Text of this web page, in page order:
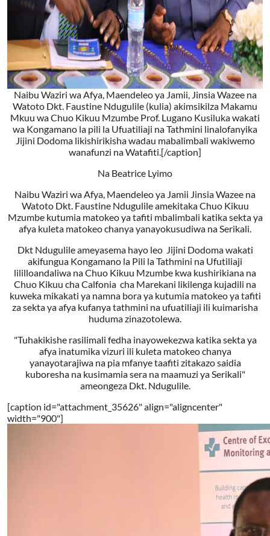
Naibu Waziri wa Afya, Maendeleo ya Jamii, Jinsia Wazee na
Watoto Dkt. Faustine Ndugulile (kulia) akimsikilza Makamu
Mkuu wa Chuo Kikuu Mzumbe Prof. Lugano Kusiluka wakati
wa Kongamano la pili la Ufuatiliaji na Tathmini linalofanyika
Jijini Dodoma likishirikisha wadau mabalimbali wakiwemo
wanafunzi na Watafiti.[/caption]
Na Beatrice Lyimo
Naibu Waziri wa Afya, Maendeleo ya Jamii Jinsia Wazee na
Watoto Dkt. Faustine Ndugulile amekitaka Chuo Kikuu
Mzumbe kutumia matokeo ya tafiti mbalimbali katika sekta ya
afya kuleta matokeo chanya yanayokusudiwa na Serikali.
Dkt Ndugulile ameyasema hayo leo Jijini Dodoma wakati
akifungua Kongamano la Pili la Tathmini na Ufutiliaji
lililloandaliwa na Chuo Kikuu Mzumbe kwa kushirikiana na
Chuo Kikuu cha Calfonia cha Marekani likilenga kujadili na
kuweka mikakati ya namna bora ya kutumia matokeo ya tafiti
za sekta ya afya kufanya tathmini na ufuatiliaji ili kuimarisha
huduma zinazotolewa.
"Tuhakikishe rasilimali fedha inayowekezwa katika sekta ya
afya inatumika vizuri ili kuleta matokeo chanya
yanayotarajiwa na pia mfanye taafiti zitakazo saidia
kuboresha na kusimamia sera na maamuzi ya Serikali"
ameongeza Dkt. Ndugulile.
[caption id="attachment_35626" align="aligncenter"
width="900"]